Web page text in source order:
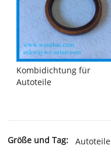
Kombidichtung für
Autoteile
Größe und Tag: Autoteile